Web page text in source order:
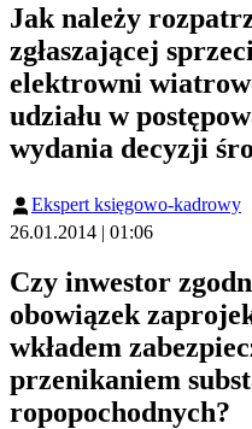
Jak należy
zgłaszającej
elektrowni
udziału w
wydania decyzji
Ekspert księgowo-kadrowy
26.01.2014 | 01:06
Czy inwestor
obowiązek
wkładem
przenikaniem
ropopochodnych?